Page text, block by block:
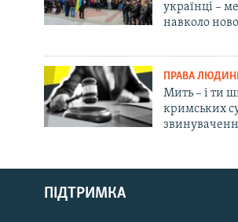
Русский
Qırımtatar
українці –
навколо
ПРАВА
Мить – і ти
кримських
ПІДТРИМКА